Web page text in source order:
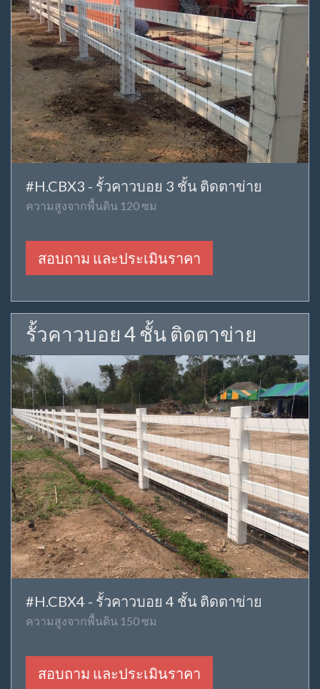
#H.CBX3 - รั้วคาวบอย 3 ชั้น ติดตาข่าย
ความสูงจากพื้นดิน 120 ซม
สอบถาม และประเมินราคา
รั้วคาวบอย 4 ชั้น ติดตาข่าย
#H.CBX4 - รั้วคาวบอย 4 ชั้น ติดตาข่าย
ความสูงจากพื้นดิน 150 ซม
สอบถาม และประเมินราคา